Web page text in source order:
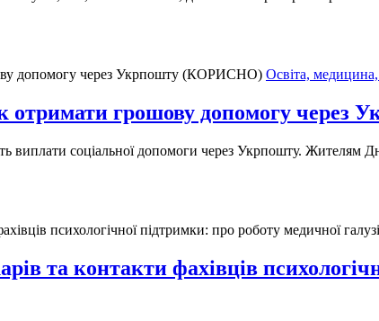
Освіта,
отримати грошову допомогу
виплати соціальної допомоги через Укрпошту. Жителям
та контакти фахівців